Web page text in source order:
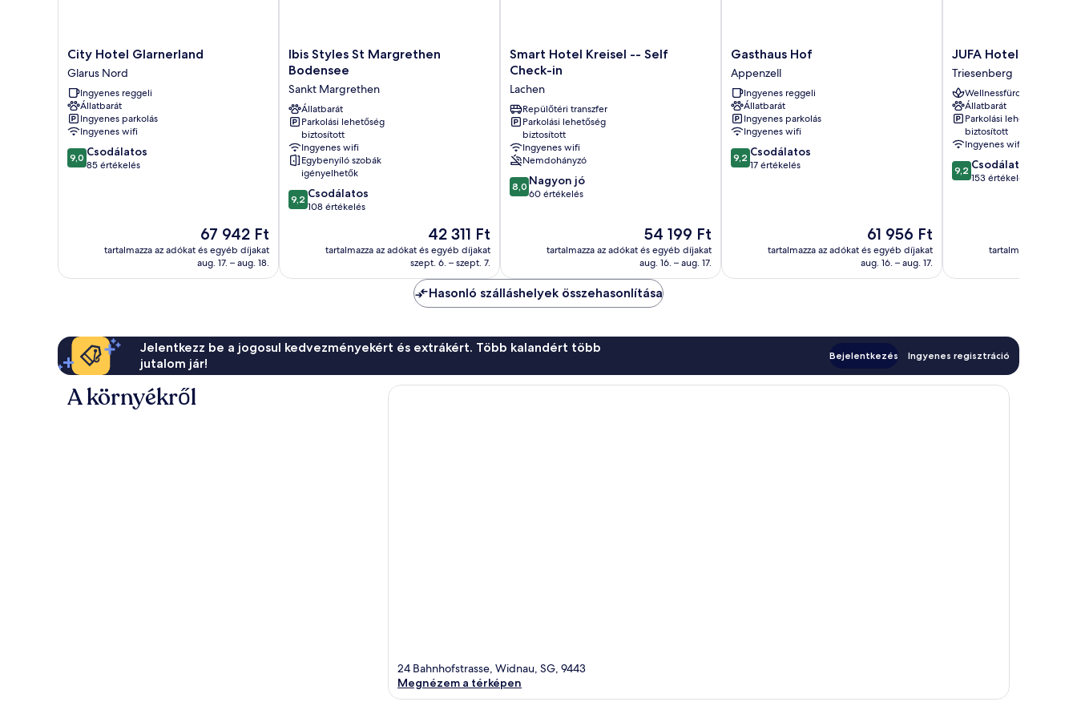
City
Hotel
Glarnerland
Glarus
Nord
City Hotel Glarnerland
Glarus Nord
Ingyenes reggeli
Állatbarát
Ingyenes parkolás
Ingyenes wifi
9.0
ennyiből:
9,0 Csodálatos
85 értékelés
Az
ár
67 942 Ft
67 942 Ft
tartalmazza az adókat és egyéb díjakat
aug. 17. – aug. 18.
Ibis
Styles
Margrethen
Bodensee
Sankt
Margrethen
Ibis Styles St Margrethen
Bodensee
Sankt Margrethen
Állatbarát
Parkolási lehetőség
biztosított
Ingyenes wifi
Egybenyíló szobák
igényelhetők
9.2
ennyiből:
9,2 Csodálatos
108 értékelés
Az
ár
42 311 Ft
42 311 Ft
tartalmazza az adókat és egyéb díjakat
szept. 6. – szept. 7.
Smart
Hotel
-
-
Self
Check-
in
Lachen
Smart Hotel Kreisel -- Self
Check-in
Lachen
Repülőtéri transzfer
Parkolási lehetőség
biztosított
Ingyenes wifi
Nemdohányzó
8.0
ennyiből:
8,0 Nagyon jó
60 értékelés
Az
ár
54 199 Ft
54 199 Ft
tartalmazza az adókat és egyéb díjakat
aug. 16. – aug. 17.
Gasthaus
Hof
Appenzell
Gasthaus Hof
Appenzell
Ingyenes reggeli
Állatbarát
Ingyenes parkolás
Ingyenes wifi
9.2
ennyiből:
9,2 Csodálatos
17 értékelés
Az
ár
61 956 Ft
61 956 Ft
tartalmazza az adókat és egyéb díjakat
aug. 16. – aug. 17.
JUFA
Hotel
Malbun
Triesenberg
JUFA Hotel Malbun
Triesenberg
Wellnessfürdő
Állatbarát
Parkolási lehetőség
biztosított
Ingyenes wifi
9.2
ennyiből:
9,2 Csodálatos
153 értékelés
tartalmazza az
Hasonló szálláshelyek összehasonlítása
Jelentkezz be a jogosul kedvezményekért és extrákért. Több kalandért több
jutalom jár!
Bejelentkezés Ingyenes regisztráció
A környékről
24 Bahnhofstrasse, Widnau, SG, 9443
Megnézem a térképen